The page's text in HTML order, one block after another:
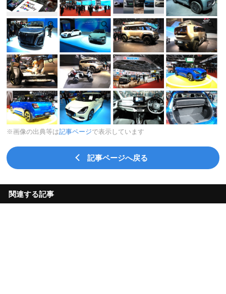
※画像の出典等は記事ページで表示しています
記事ページへ戻る
関連する記事